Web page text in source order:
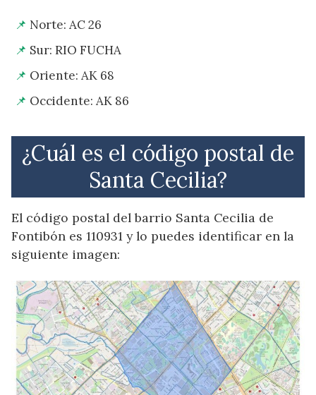
Norte: AC 26
Sur: RIO FUCHA
Oriente: AK 68
Occidente: AK 86
¿Cuál es el código postal de
Santa Cecilia?
El código postal del barrio Santa Cecilia de
Fontibón es 110931 y lo puedes identificar en la
siguiente imagen: